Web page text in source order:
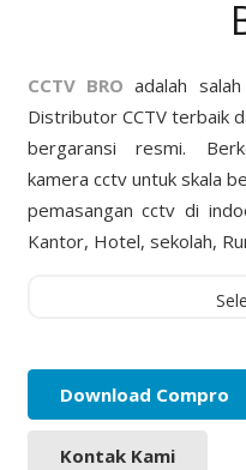
CCTV BRO adalah
Distributor CCTV terbaik
bergaransi resmi.
kamera cctv untuk skala
pemasangan cctv di
Kantor, Hotel, sekolah,
Download Compro
Kontak Kami